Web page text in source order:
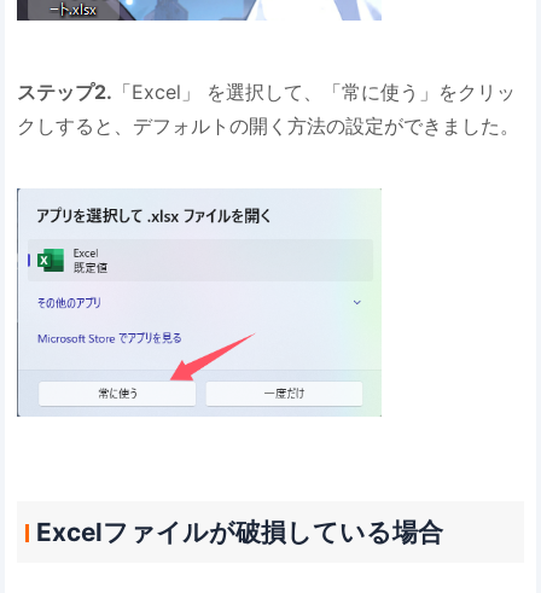
ステップ2. 「Excel」 を選択して、「常に使う」をクリッ
クしすると、デフォルトの開く方法の設定ができました。
Excelファイルが破損している場合